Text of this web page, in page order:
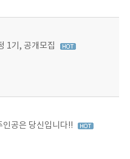
1기, 공개모집
인공은 당신입니다!!